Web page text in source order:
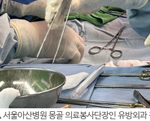
울아산병원 몽골 의료봉사단장인 유방외